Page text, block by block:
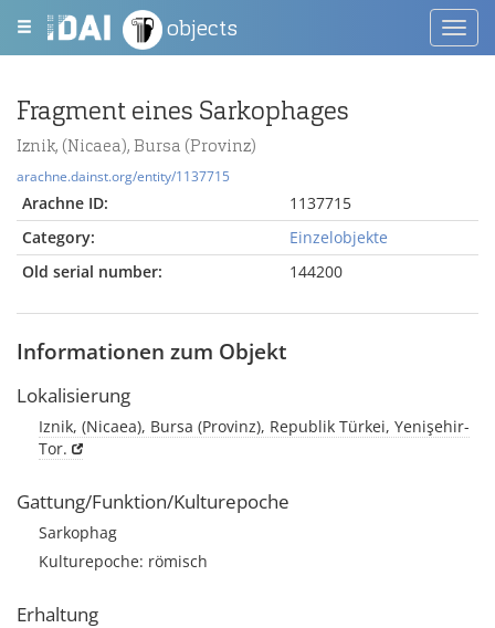
objects
Fragment eines Sarkophages
Iznik, (Nicaea), Bursa (Provinz)
arachne.dainst.org/entity/1137715
Arachne ID:
1137715
Category:
Einzelobjekte
Old serial number:
144200
Informationen zum Objekt
Lokalisierung
Iznik, (Nicaea), Bursa (Provinz), Republik Türkei, Yenişehir-
Tor.
Gattung/Funktion/Kulturepoche
Sarkophag
Kulturepoche: römisch
Erhaltung